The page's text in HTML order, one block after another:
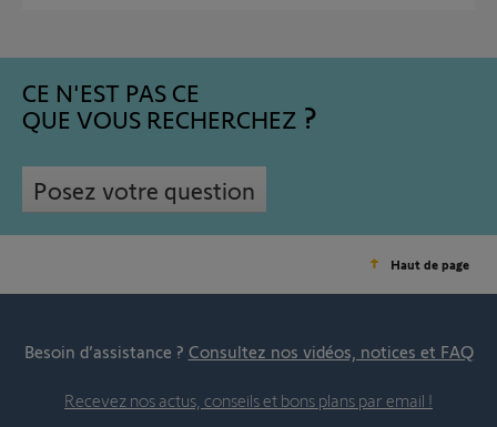
CE N'EST PAS CE
QUE VOUS RECHERCHEZ
Posez votre question
Haut de page
Besoin d’assistance ? Consultez nos vidéos, notices et FAQ
Recevez nos actus, conseils et bons plans par email !